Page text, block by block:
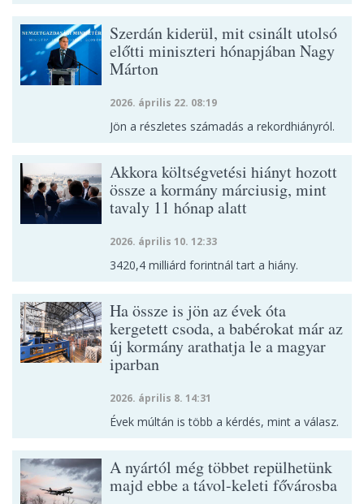
Szerdán kiderül, mit csinált utolsó
előtti miniszteri hónapjában Nagy
Márton
2026. április 22. 08:19
Jön a részletes számadás a rekordhiányról.
Akkora költségvetési hiányt hozott
össze a kormány márciusig, mint
tavaly 11 hónap alatt
2026. április 10. 12:33
3420,4 milliárd forintnál tart a hiány.
Ha össze is jön az évek óta
kergetett csoda, a babérokat már az
új kormány arathatja le a magyar
iparban
2026. április 8. 14:31
Évek múltán is több a kérdés, mint a válasz.
A nyártól még többet repülhetünk
majd ebbe a távol-keleti fővárosba